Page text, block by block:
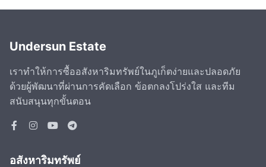
Undersun Estate
เราทำให้การซื้ออสังหาริมทรัพย์ในภูเก็ตง่ายและปลอดภัย
ด้วยผู้พัฒนาที่ผ่านการคัดเลือก ข้อตกลงโปร่งใส และทีม
สนับสนุนทุกขั้นตอน
อสังหาริมทรัพย์